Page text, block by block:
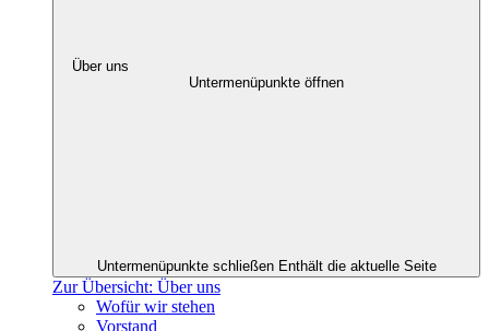
Über uns
Untermenüpunkte öffnen
Untermenüpunkte schließen Enthält die aktuelle Seite
Zur Übersicht: Über uns
Wofür wir stehen
Vorstand